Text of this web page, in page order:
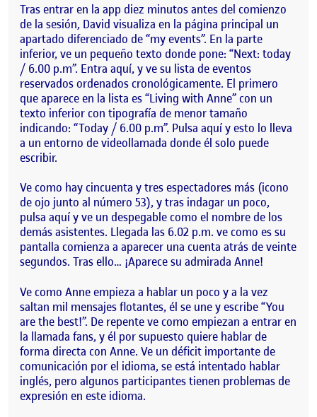
Tras entrar en la app diez minutos antes del comienzo
de la sesión, David visualiza en la página principal un
apartado diferenciado de “my events”. En la parte
inferior, ve un pequeño texto donde pone: “Next: today
/ 6.00 p.m”. Entra aquí, y ve su lista de eventos
reservados ordenados cronológicamente. El primero
que aparece en la lista es “Living with Anne” con un
texto inferior con tipografía de menor tamaño
indicando: “Today / 6.00 p.m”. Pulsa aquí y esto lo lleva
a un entorno de videollamada donde él solo puede
escribir.
Ve como hay cincuenta y tres espectadores más (icono
de ojo junto al número 53), y tras indagar un poco,
pulsa aquí y ve un despegable como el nombre de los
demás asistentes. Llegada las 6.02 p.m. ve como es su
pantalla comienza a aparecer una cuenta atrás de veinte
segundos. Tras ello… ¡Aparece su admirada Anne!
Ve como Anne empieza a hablar un poco y a la vez
saltan mil mensajes flotantes, él se une y escribe “You
are the best!”. De repente ve como empiezan a entrar en
la llamada fans, y él por supuesto quiere hablar de
forma directa con Anne. Ve un déficit importante de
comunicación por el idioma, se está intentado hablar
inglés, pero algunos participantes tienen problemas de
expresión en este idioma.